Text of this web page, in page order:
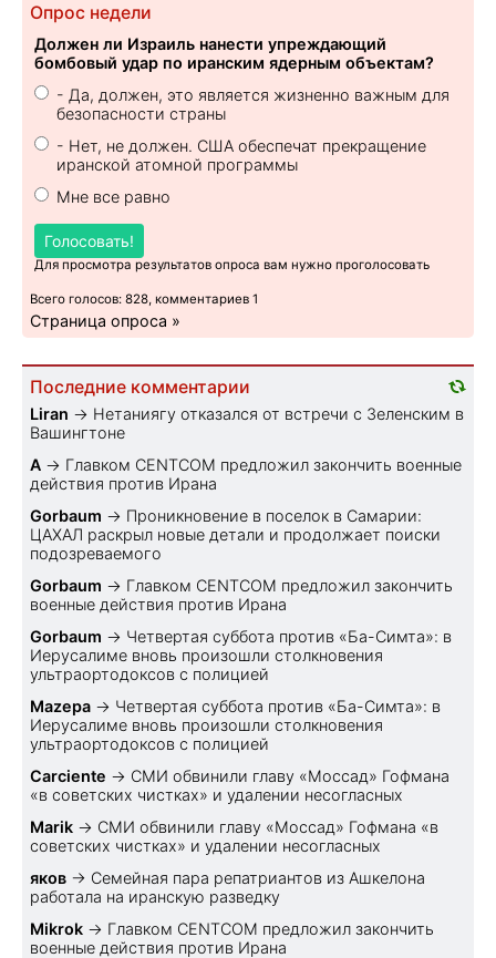
Опрос недели
Должен ли Израиль нанести упреждающий
бомбовый удар по иранским ядерным объектам?
- Да, должен, это является жизненно важным для
безопасности страны
- Нет, не должен. США обеспечат прекращение
иранской атомной программы
Мне все равно
Голосовать!
Для просмотра результатов опроса вам нужно проголосовать
Всего голосов: 828, комментариев 1
Страница опроса »
Последние комментарии
Liran → Нетаниягу отказался от встречи с Зеленским в
Вашингтоне
A → Главком CENTCOM предложил закончить военные
действия против Ирана
Gorbaum → Проникновение в поселок в Самарии:
ЦАХАЛ раскрыл новые детали и продолжает поиски
подозреваемого
Gorbaum → Главком CENTCOM предложил закончить
военные действия против Ирана
Gorbaum → Четвертая суббота против «Ба-Симта»: в
Иерусалиме вновь произошли столкновения
ультраортодоксов с полицией
Mazepa → Четвертая суббота против «Ба-Симта»: в
Иерусалиме вновь произошли столкновения
ультраортодоксов с полицией
Carciente → СМИ обвинили главу «Моссад» Гофмана
«в советских чистках» и удалении несогласных
Marik → СМИ обвинили главу «Моссад» Гофмана «в
советских чистках» и удалении несогласных
яков → Семейная пара репатриантов из Ашкелона
работала на иранскую разведку
Mikrok → Главком CENTCOM предложил закончить
военные действия против Ирана